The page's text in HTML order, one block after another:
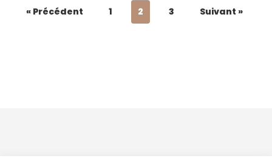
« Précédent 1 2 3 Suivant »